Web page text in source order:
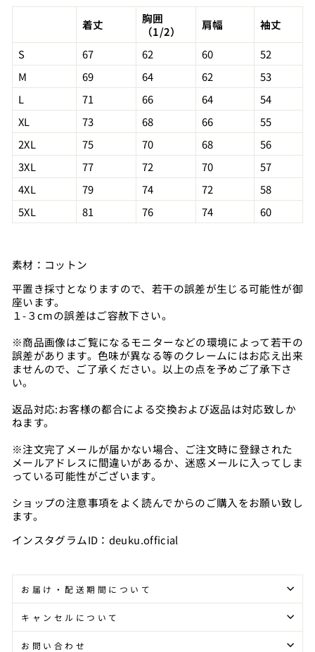
着丈
胸囲
（1/2）
肩幅
袖丈
S
67 62 60
52
M
69 64 62
53
L
71 66 64
54
XL
73 68 66
55
2XL
75 70 68
56
3XL
77 72 70
57
4XL
79 74 72
58
5XL
81 76 74 60
素材： コットン
平置き採寸となりますので、若干の誤差が生じる可能性が御
座います。
１-３cmの誤差はご容赦下さい。
※商品画像はご覧になるモニターなどの環境によって若干の
誤差があります。色味が異なる等のクレームにはお応え出来
ませんので、ご了承ください。以上の点を予めご了承下さ
い。
返品対応:お客様の都合による交換および返品は対応致しか
ねます。
※注文完了メールが届かない場合、ご注文時に登録された
メールアドレスに間違いがあるか、迷惑メールに入ってしま
っている可能性がございます。
ショップの注意事項をよく読んでからのご購入をお願い致し
ます。
インスタグラムID：deuku.official
お届け・配送期間について
キャンセルについて
お問い合わせ